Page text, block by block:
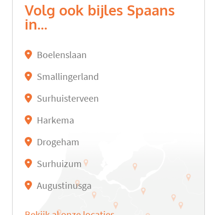
Volg ook bijles Spaans
in...
Boelenslaan
Smallingerland
Surhuisterveen
Harkema
Drogeham
Surhuizum
Augustinusga